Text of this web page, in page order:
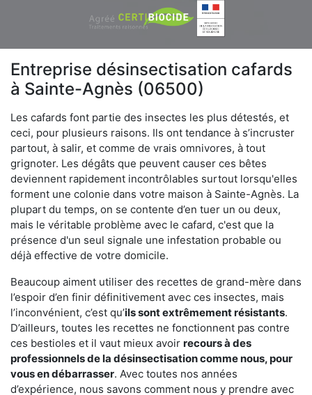
Entreprise désinsectisation cafards
à Sainte-Agnès (06500)
Les cafards font partie des insectes les plus détestés, et
ceci, pour plusieurs raisons. Ils ont tendance à s’incruster
partout, à salir, et comme de vrais omnivores, à tout
grignoter. Les dégâts que peuvent causer ces bêtes
deviennent rapidement incontrôlables surtout lorsqu'elles
forment une colonie dans votre maison à Sainte-Agnès. La
plupart du temps, on se contente d’en tuer un ou deux,
mais le véritable problème avec le cafard, c'est que la
présence d'un seul signale une infestation probable ou
déjà effective de votre domicile.
Beaucoup aiment utiliser des recettes de grand-mère dans
l’espoir d’en finir définitivement avec ces insectes, mais
l’inconvénient, c’est qu’ils sont extrêmement résistants.
D’ailleurs, toutes les recettes ne fonctionnent pas contre
ces bestioles et il vaut mieux avoir recours à des
professionnels de la désinsectisation comme nous, pour
vous en débarrasser. Avec toutes nos années
d’expérience, nous savons comment nous y prendre avec